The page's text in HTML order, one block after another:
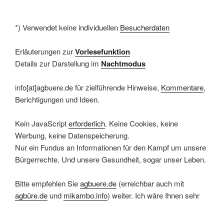
*) Verwendet keine individuellen Besucherdaten
Erläuterungen zurVorlesefunktion
Details zur Darstellung im Nachtmodus
info[at]agbuere.de für zielführende Hinweise, Kommentare,
Berichtigungen und Ideen.
Kein JavaScripterforderlich. Keine Cookies, keine
Werbung, keine Datenspeicherung.
Nur ein Fundus an Informationen für den Kampf um unsere
Bürgerrechte. Und unsere Gesundheit, sogar unser Leben.
Bitte empfehlen Sieagbuere.de (erreichbar auch mit
agbüre.de und mikambo.info) weiter. Ich wäre Ihnen sehr